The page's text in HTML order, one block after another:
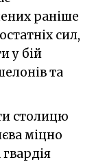
раніше
сил,
у бій
та
столицю
міцно